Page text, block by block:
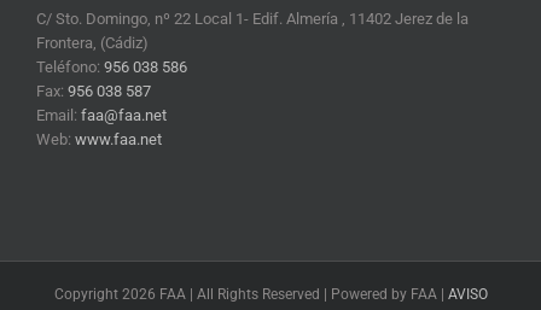
C/ Sto. Domingo, nº 22 Local 1- Edif. Almería , 11402 Jerez de la
Frontera, (Cádiz)
Teléfono: 956 038 586
Fax: 956 038 587
Email: faa@faa.net
Web: www.faa.net
Copyright 2026 FAA | All Rights Reserved | Powered by FAA | AVISO